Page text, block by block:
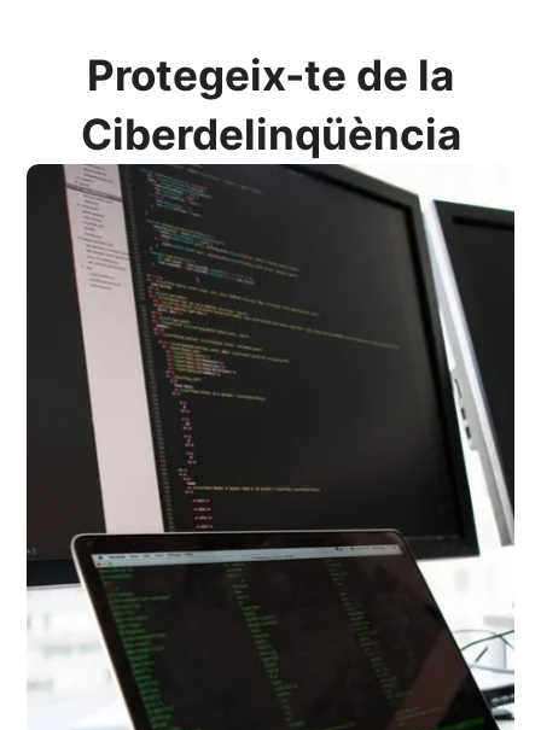
Protegeix-te de la
Ciberdelinqüència
Inverteix en Ciber
Seguretat amb Allianz
Cyber ​​Plus
La majoria d’empreses tenen un fort enllaç a
internet: bases de dades de clients i
proveïdors, informació comptable en línia,
dades en servidors, etc. Protegeix-te contra els
ciberdelinqüents amb Allianz Cyber:
-T’ajudem a prevenir els ciberatacs mitjançant
assistència informàtica o còpies de seguretat.
-Si heu patit un atac informàtic us donarem
assistència legal i us ajudarem a recuperar les